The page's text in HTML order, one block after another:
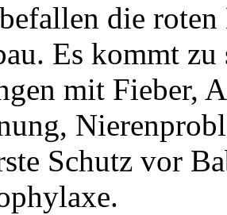
die
Es kommt
mit Fieber,
Schutz vor